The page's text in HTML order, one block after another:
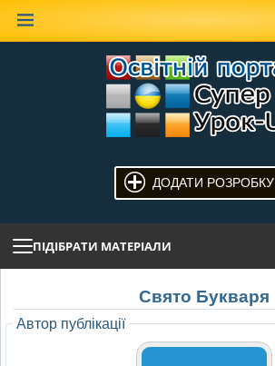
ДОДАТИ РОЗРОБКУ
ПІДІБРАТИ МАТЕРІАЛИ
Свято Букваря
Автор публікації